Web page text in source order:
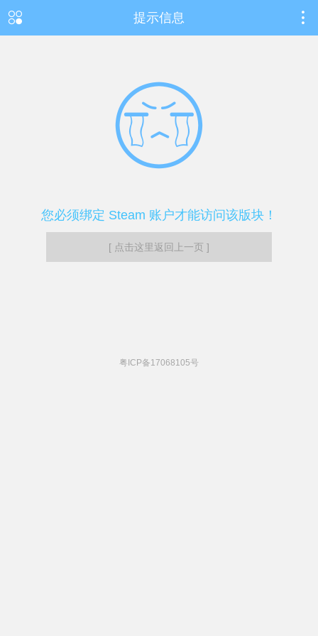
提示信息
您必须绑定 Steam 账户才能访问该版块！
[ 点击这里返回上一页 ]
粤ICP备17068105号